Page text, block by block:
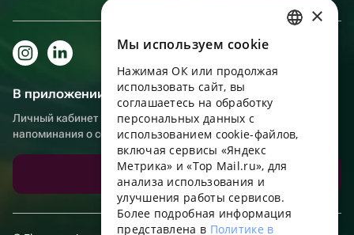
В приложении еще удобнее!
Личный кабинет получателя, больше бонусов за покупки и
напоминания о событиях
Скачать приложение
ENGLISH
UKRAINIAN
PORTUGUESE
×
Мы используем сookie
Нажимая ОК или продолжая
использовать сайт, вы
соглашаетесь на обработку
персональных данных с
использованием cookie-файлов,
включая сервисы «Яндекс
Метрика» и «Top Mail.ru», для
анализа использования и
улучшения работы сервисов.
Более подробная информация
представлена в Политике в